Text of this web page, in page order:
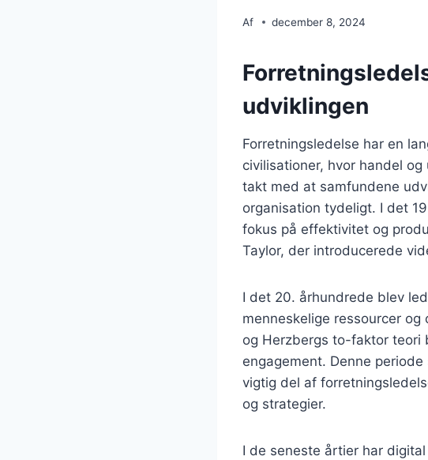
Af december 8, 2024
udviklingen
Forretningsledelse har en
civilisationer, hvor handel
takt med at samfundene
organisation tydeligt. I det
fokus på effektivitet og
Taylor, der introducerede
I det 20. århundrede blev
menneskelige ressourcer
og Herzbergs to-faktor teori
engagement. Denne
vigtig del af
og strategier.
I de seneste årtier har